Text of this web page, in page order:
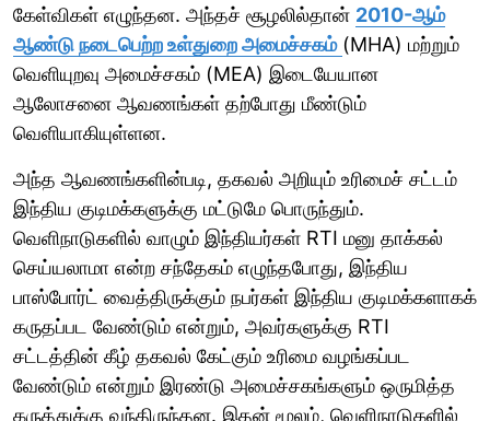
கேள்விகள் எழுந்தன. அந்தச் சூழலில்தான் 2010-ஆம்
ஆண்டு நடைபெற்ற உள்துறை அமைச்சகம் (MHA) மற்றும்
வெளியுறவு அமைச்சகம் (MEA) இடையேயான
ஆலோசனை ஆவணங்கள் தற்போது மீண்டும்
வெளியாகியுள்ளன.
அந்த ஆவணங்களின்படி, தகவல் அறியும் உரிமைச் சட்டம்
இந்திய குடிமக்களுக்கு மட்டுமே பொருந்தும்.
வெளிநாடுகளில் வாழும் இந்தியர்கள் RTI மனு தாக்கல்
செய்யலாமா என்ற சந்தேகம் எழுந்தபோது, இந்திய
பாஸ்போர்ட் வைத்திருக்கும் நபர்கள் இந்திய குடிமக்களாகக்
கருதப்பட வேண்டும் என்றும், அவர்களுக்கு RTI
சட்டத்தின் கீழ் தகவல் கேட்கும் உரிமை வழங்கப்பட
வேண்டும் என்றும் இரண்டு அமைச்சகங்களும் ஒருமித்த
கருத்துக்கு வந்திருந்தன. இதன் மூலம், வெளிநாடுகளில்